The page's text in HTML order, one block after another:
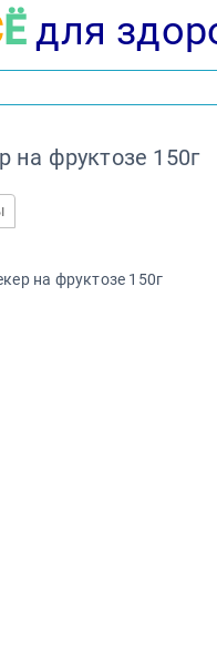
Ёдля
фруктозе 150г
на фруктозе 150г